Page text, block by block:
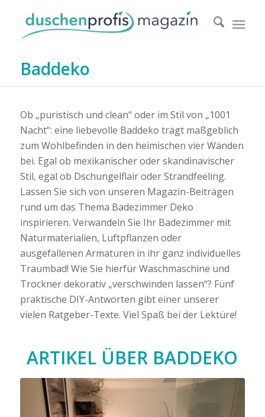
Baddeko
Ob „puristisch und clean“ oder im Stil von „1001
Nacht“: eine liebevolle Baddeko trägt maßgeblich
zum Wohlbefinden in den heimischen vier Wänden
bei. Egal ob mexikanischer oder skandinavischer
Stil, egal ob Dschungelflair oder Strandfeeling.
Lassen Sie sich von unseren Magazin-Beiträgen
rund um das Thema Badezimmer Deko
inspirieren. Verwandeln Sie Ihr Badezimmer mit
Naturmaterialien, Luftpflanzen oder
ausgefallenen Armaturen in ihr ganz individuelles
Traumbad! Wie Sie hierfür Waschmaschine und
Trockner dekorativ „verschwinden lassen“? Fünf
praktische DIY-Antworten gibt einer unserer
vielen Ratgeber-Texte. Viel Spaß bei der Lektüre!
ARTIKEL ÜBER BADDEKO